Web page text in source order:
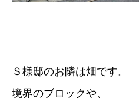
Ｓ様邸のお隣は畑です。
境界のブロックや、